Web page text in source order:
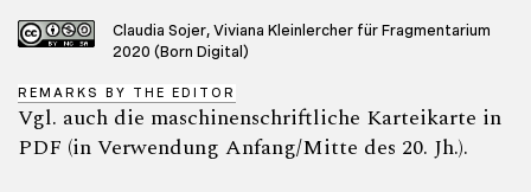
Claudia Sojer, Viviana Kleinlercher für Fragmentarium
2020 (Born Digital)
REMARKS BY THE EDITOR
Vgl. auch die maschinenschriftliche Karteikarte in
PDF (in Verwendung Anfang/Mitte des 20. Jh.).